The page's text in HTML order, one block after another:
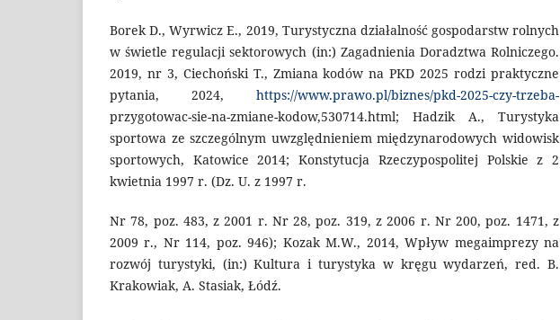
Borek D., Wyrwicz E., 2019, Turystyczna działalność gospodarstw rolnych
w świetle regulacji sektorowych (in:) Zagadnienia Doradztwa Rolniczego.
2019, nr 3, Ciechoński T., Zmiana kodów na PKD 2025 rodzi praktyczne
pytania, 2024, https://www.prawo.pl/biznes/pkd-2025-czy-trzeba-
przygotowac-sie-na-zmiane-kodow,530714.html; Hadzik A., Turystyka
sportowa ze szczególnym uwzględnieniem międzynarodowych widowisk
sportowych, Katowice 2014; Konstytucja Rzeczypospolitej Polskie z 2
kwietnia 1997 r. (Dz. U. z 1997 r.
Nr 78, poz. 483, z 2001 r. Nr 28, poz. 319, z 2006 r. Nr 200, poz. 1471, z
2009 r., Nr 114, poz. 946); Kozak M.W., 2014, Wpływ megaimprezy na
rozwój turystyki, (in:) Kultura i turystyka w kręgu wydarzeń, red. B.
Krakowiak, A. Stasiak, Łódź.